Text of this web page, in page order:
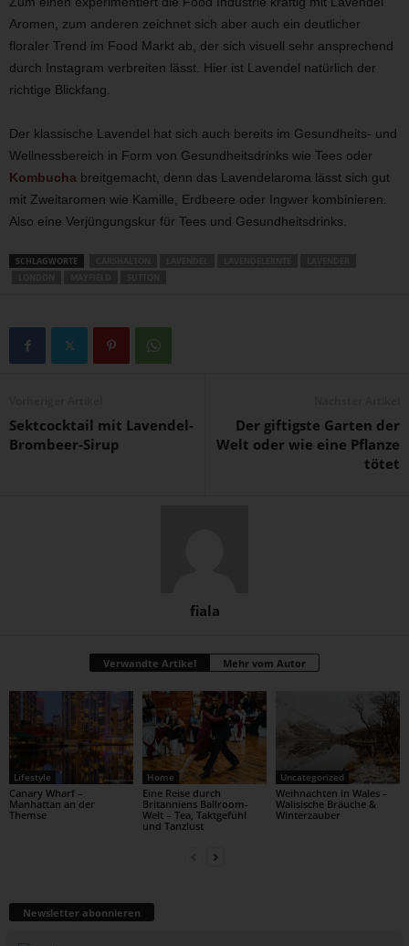
Aromen, zum anderen zeichnet sich aber auch ein deutlicher
floraler Trend im Food Markt ab, der sich visuell sehr ansprechend
durch Instagram verbreiten lässt. Hier ist Lavendel natürlich der
richtige Blickfang.
Der klassische Lavendel hat sich auch bereits im Gesundheits- und
Wellnessbereich in Form von Gesundheitsdrinks wie Tees oder
Kombucha breitgemacht, denn das Lavendelaroma lässt sich gut
mit Zweitaromen wie Kamille, Erdbeere oder Ingwer kombinieren.
Also eine Verjüngungskur für Tees und Gesundheitsdrinks.
SCHLAGWORTE
Sektcocktail mit Lavendel-
Brombeer-Sirup
Der giftigste Garten der
Welt oder wie eine Pflanze
tötet
fiala
Verwandte Artikel Mehr vom Autor
Lifestyle
Canary Wharf –
Manhattan an der
Themse
Home
Eine Reise durch
Britanniens Ballroom-
Welt – Tea, Taktgefühl
und Tanzlust
Uncategorized
Weihnachten in Wales –
Walisische Bräuche &
Winterzauber
Newsletter abonnieren